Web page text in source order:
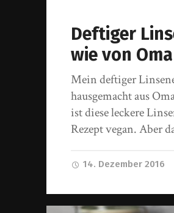
Deftiger
wie von
Mein deftiger
hausgemacht aus
ist diese leckere
Rezept vegan. Aber
14. Dezember 2016